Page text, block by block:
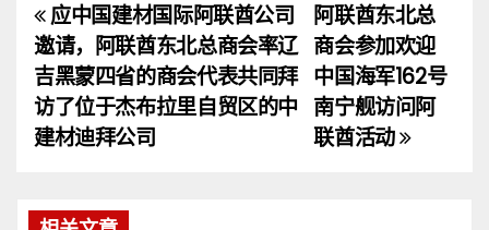
文
章
导
阿联酋东北总
商会参加欢迎
中国海军162号
南宁舰访问阿
联酋活动
应中国建材国际阿联酋公司
邀请，阿联酋东北总商会率辽
吉黑蒙四省的商会代表共同拜
访了位于杰布拉里自贸区的中
建材迪拜公司